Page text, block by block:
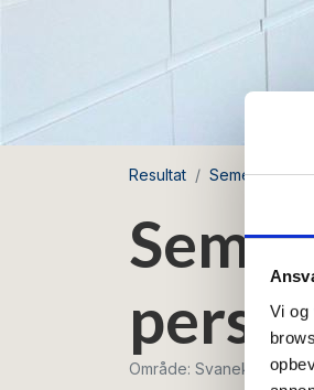
Vi og
Resultat
Område: Svaneke